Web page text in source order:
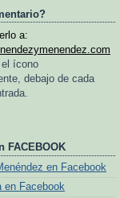
a:
ícono
debajo de cada
FACEBOOK
en Facebook
en Facebook